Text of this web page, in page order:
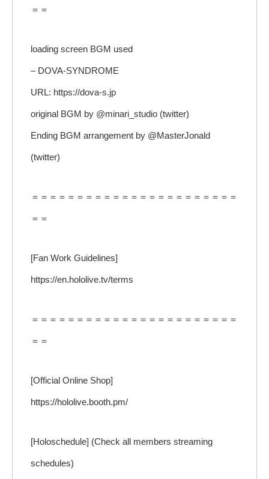
＝＝
loading screen BGM used
– DOVA-SYNDROME
URL: https://dova-s.jp
original BGM by @minari_studio (twitter)
Ending BGM arrangement by @MasterJonald
(twitter)
＝＝＝＝＝＝＝＝＝＝＝＝＝＝＝＝＝＝＝＝＝＝＝
＝＝
[Fan Work Guidelines]
https://en.hololive.tv/terms
＝＝＝＝＝＝＝＝＝＝＝＝＝＝＝＝＝＝＝＝＝＝＝
＝＝
[Official Online Shop]
https://hololive.booth.pm/
[Holoschedule] (Check all members streaming
schedules)